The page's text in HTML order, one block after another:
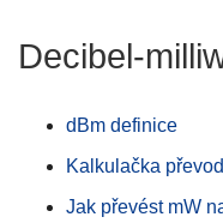
Decibel-
dBm definice
Kalkulačka
Jak převést mW